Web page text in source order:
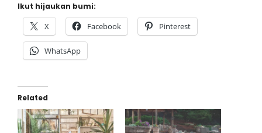
Ikut hijaukan bumi:
X Facebook Pinterest
WhatsApp
Related